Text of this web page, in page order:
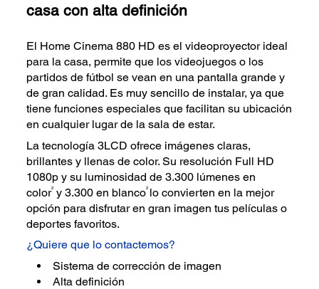
casa con alta definición
El Home Cinema 880 HD es el videoproyector ideal
para la casa, permite que los videojuegos o los
partidos de fútbol se vean en una pantalla grande y
de gran calidad. Es muy sencillo de instalar, ya que
tiene funciones especiales que facilitan su ubicación
en cualquier lugar de la sala de estar.
La tecnología 3LCD ofrece imágenes claras,
brillantes y llenas de color. Su resolución Full HD
1080p y su luminosidad de 3.300 lúmenes en
color2 y 3.300 en blanco2 lo convierten en la mejor
opción para disfrutar en gran imagen tus películas o
deportes favoritos.
¿Quiere que lo contactemos?
Sistema de corrección de imagen
Alta definición